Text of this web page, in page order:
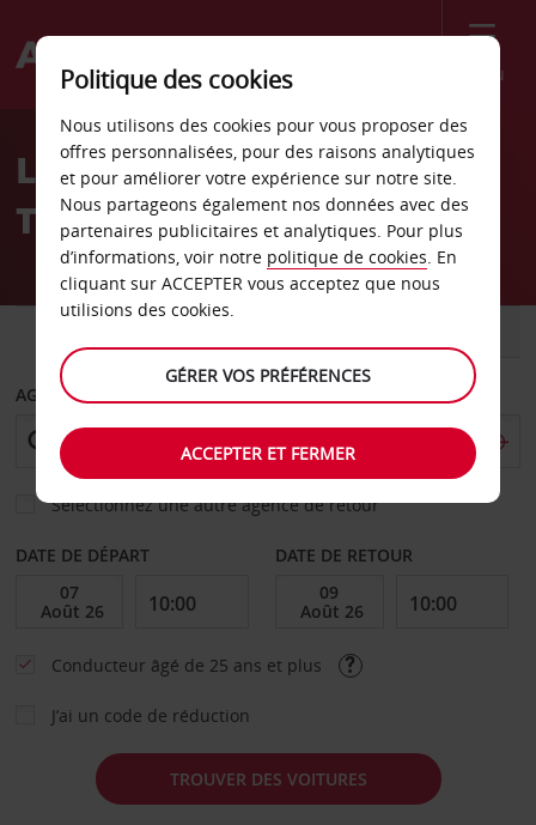
Menu
Welcome
AvisLocation de voiture
Tucuman
AGENCE DE DÉPART
Sélectionnez une autre agence de retour
DATE DE DÉPART DATE DE RETOUR
Conducteur âgé de 25 ans et plus
J’ai un code de réduction
TROUVER DES VOITURES
Politique des cookies
Nous utilisons des cookies pour vous proposer des
offres personnalisées, pour des raisons analytiques
et pour améliorer votre expérience sur notre site.
Nous partageons également nos données avec des
partenaires publicitaires et analytiques. Pour plus
d’informations, voir notre politique de cookies. En
cliquant sur ACCEPTER vous acceptez que nous
utilisions des cookies.
GÉRER VOS PRÉFÉRENCES
ACCEPTER ET FERMER